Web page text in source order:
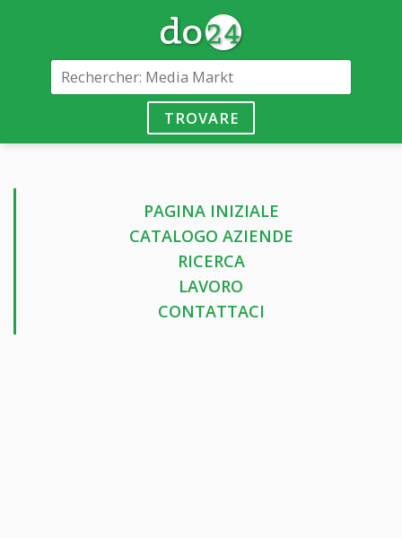
TROVARE
PAGINA INIZIALE
CATALOGO AZIENDE
RICERCA
LAVORO
CONTATTACI